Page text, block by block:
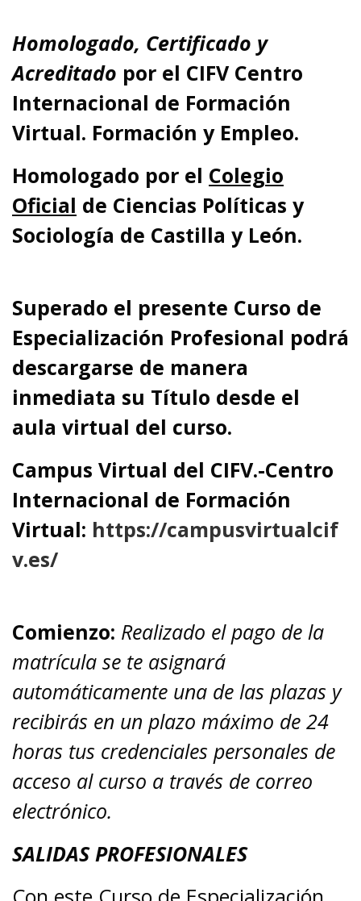
Homologado, Certificado y
Acreditado por el CIFV Centro
Internacional de Formación
Virtual. Formación y Empleo.
Homologado por el Colegio
Oficial de Ciencias Políticas y
Sociología de Castilla y León.
Superado el presente Curso de
Especialización Profesional podrá
descargarse de manera
inmediata su Título desde el
aula virtual del curso.
Campus Virtual del CIFV.-Centro
Internacional de Formación
Virtual: https://campusvirtualcif
v.es/
Comienzo: Realizado el pago de la
matrícula se te asignará
automáticamente una de las plazas y
recibirás en un plazo máximo de 24
horas tus credenciales personales de
acceso al curso a través de correo
electrónico.
SALIDAS PROFESIONALES